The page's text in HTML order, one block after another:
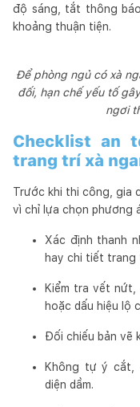
độ sáng, tắt thông
khoảng thuận tiện.
Để phòng ngủ có xà
đối, hạn chế yếu tố
ngơi
Checklist an
trang trí xà
Trước khi thi công, gia
vì chỉ lựa chọn phương
Xác định thanh
hay chi tiết trang
Kiểm tra vết
hoặc dấu hiệu lộ
Đối chiếu bản vẽ
Không tự ý cắt,
diện dầm.